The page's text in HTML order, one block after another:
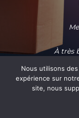
À très
Nous utilisons
expérience sur
site, nous